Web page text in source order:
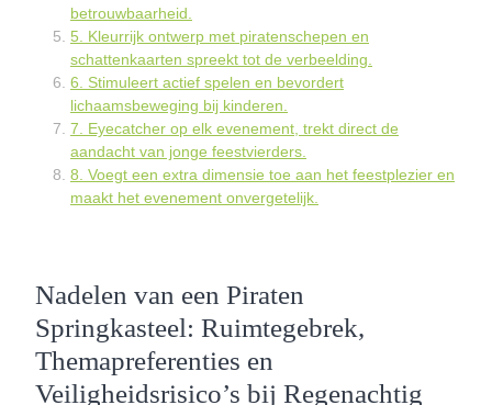
betrouwbaarheid.
5. Kleurrijk ontwerp met piratenschepen en
schattenkaarten spreekt tot de verbeelding.
6. Stimuleert actief spelen en bevordert
lichaamsbeweging bij kinderen.
7. Eyecatcher op elk evenement, trekt direct de
aandacht van jonge feestvierders.
8. Voegt een extra dimensie toe aan het feestplezier en
maakt het evenement onvergetelijk.
Nadelen van een Piraten
Springkasteel: Ruimtegebrek,
Themapreferenties en
Veiligheidsrisico’s bij Regenachtig